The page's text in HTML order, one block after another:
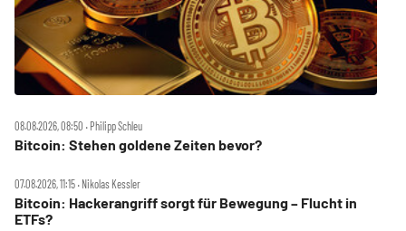
08.08.2026, 08:50 ‧ Philipp Schleu
Bitcoin: Stehen goldene Zeiten bevor?
07.08.2026, 11:15 ‧ Nikolas Kessler
Bitcoin: Hackerangriff sorgt für Bewegung – Flucht in
ETFs?